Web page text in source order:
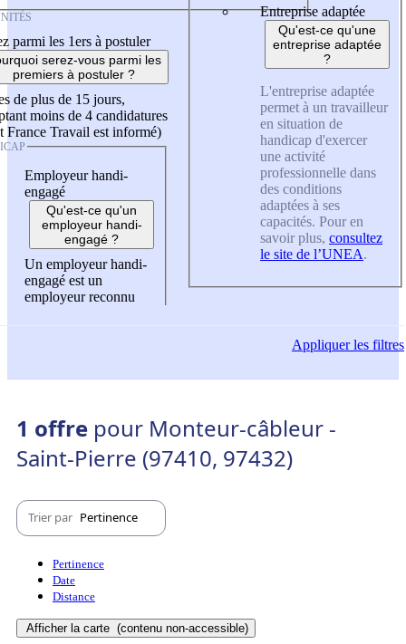
parmi les 1ers à postuler
serez-vous parmi les
premiers à postuler ?
de plus de 15 jours,
moins de 4 candidatures
France Travail est informé)
Employeur handi-
engagé
Qu'est-ce qu'un
employeur handi-
engagé ?
Un employeur handi-
engagé est un
employeur reconnu
Entreprise adaptée
Qu'est-ce qu'une
entreprise adaptée
?
L'entreprise adaptée
permet à un travailleur
en situation de
handicap d'exercer
une activité
professionnelle dans
des conditions
adaptées à ses
capacités. Pour en
savoir plus, consultez
le site de l’UNEA.
Appliquerles filtres
1 offre pour Monteur-câbleur -
Saint-Pierre (97410, 97432)
Trier par Pertinence
Pertinence
Date
Distance
Afficher la carte (contenu non-accessible)